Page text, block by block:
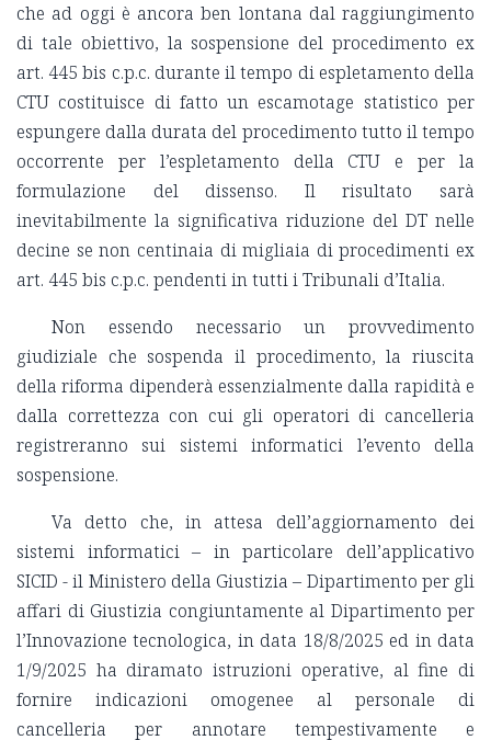
che ad oggi è ancora ben lontana dal raggiungimento
di tale obiettivo, la sospensione del procedimento ex
art. 445 bis c.p.c. durante il tempo di espletamento della
CTU costituisce di fatto un escamotage statistico per
espungere dalla durata del procedimento tutto il tempo
occorrente per l’espletamento della CTU e per la
formulazione del dissenso. Il risultato sarà
inevitabilmente la significativa riduzione del DT nelle
decine se non centinaia di migliaia di procedimenti ex
art. 445 bis c.p.c. pendenti in tutti i Tribunali d’Italia.
Non essendo necessario un provvedimento
giudiziale che sospenda il procedimento, la riuscita
della riforma dipenderà essenzialmente dalla rapidità e
dalla correttezza con cui gli operatori di cancelleria
registreranno sui sistemi informatici l’evento della
sospensione.
Va detto che, in attesa dell’aggiornamento dei
sistemi informatici – in particolare dell’applicativo
SICID - il Ministero della Giustizia – Dipartimento per gli
affari di Giustizia congiuntamente al Dipartimento per
l’Innovazione tecnologica, in data 18/8/2025 ed in data
1/9/2025 ha diramato istruzioni operative, al fine di
fornire indicazioni omogenee al personale di
cancelleria per annotare tempestivamente e